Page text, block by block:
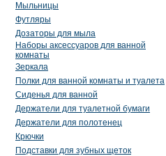
Мыльницы
Футляры
Дозаторы для мыла
Наборы аксессуаров для ванной
комнаты
Зеркала
Полки для ванной комнаты и туалета
Сиденья для ванной
Держатели для туалетной бумаги
Держатели для полотенец
Крючки
Подставки для зубных щеток